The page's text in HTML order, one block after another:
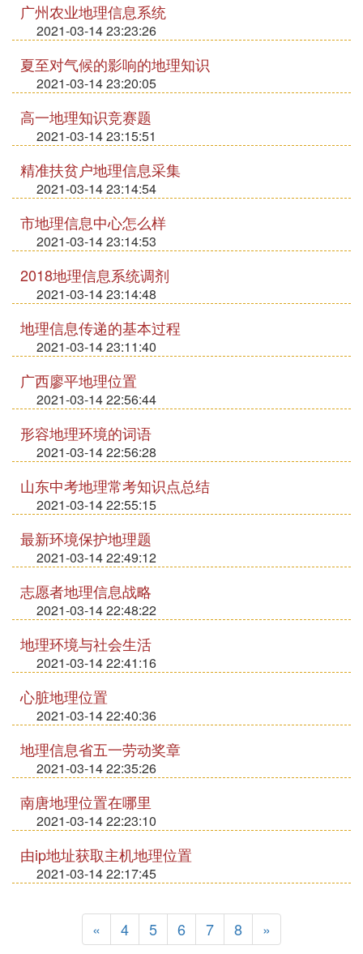
广州农业地理信息系统
2021-03-14 23:23:26
夏至对气候的影响的地理知识
2021-03-14 23:20:05
高一地理知识竞赛题
2021-03-14 23:15:51
精准扶贫户地理信息采集
2021-03-14 23:14:54
市地理信息中心怎么样
2021-03-14 23:14:53
2018地理信息系统调剂
2021-03-14 23:14:48
地理信息传递的基本过程
2021-03-14 23:11:40
广西廖平地理位置
2021-03-14 22:56:44
形容地理环境的词语
2021-03-14 22:56:28
山东中考地理常考知识点总结
2021-03-14 22:55:15
最新环境保护地理题
2021-03-14 22:49:12
志愿者地理信息战略
2021-03-14 22:48:22
地理环境与社会生活
2021-03-14 22:41:16
心脏地理位置
2021-03-14 22:40:36
地理信息省五一劳动奖章
2021-03-14 22:35:26
南唐地理位置在哪里
2021-03-14 22:23:10
由ip地址获取主机地理位置
2021-03-14 22:17:45
« 4 5 6 7 8
»